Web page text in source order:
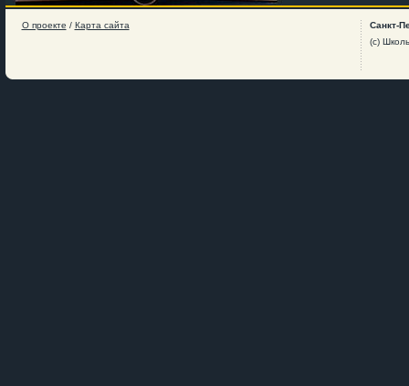
О проекте / Карта сайта
Санкт-
(c)